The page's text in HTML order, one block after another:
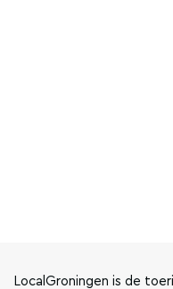
LocalGroningen is de